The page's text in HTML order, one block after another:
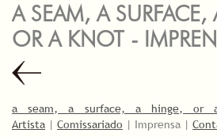
A SEAM, A
OR A KNOT -
a seam, a surface, a hinge, or
Artista | Comissariado | Imprensa |